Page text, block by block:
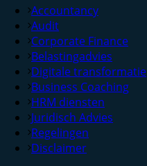
Accountancy
Audit
Corporate Finance
Belastingadvies
Digitale transformatie
Business Coaching
HRM diensten
Juridisch Advies
Regelingen
Disclaimer